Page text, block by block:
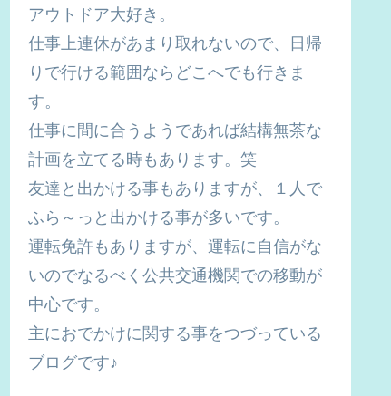
アウトドア大好き。
仕事上連休があまり取れないので、日帰
りで行ける範囲ならどこへでも行きま
す。
仕事に間に合うようであれば結構無茶な
計画を立てる時もあります。笑
友達と出かける事もありますが、１人で
ふら～っと出かける事が多いです。
運転免許もありますが、運転に自信がな
いのでなるべく公共交通機関での移動が
中心です。
主におでかけに関する事をつづっている
ブログです♪